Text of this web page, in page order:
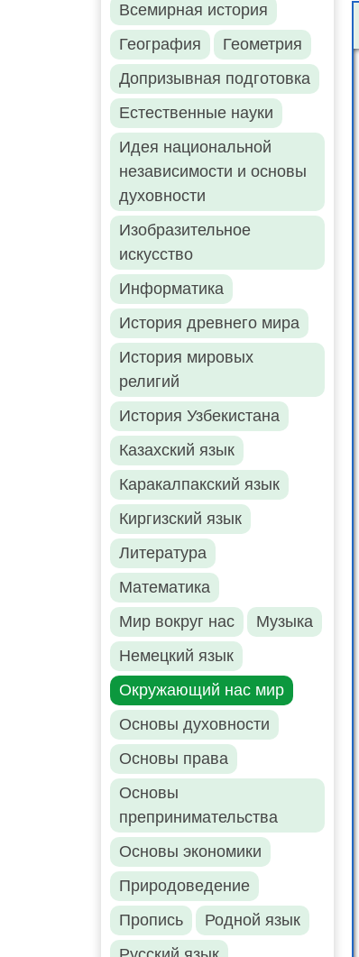
Всемирная история
География
Геометрия
Допризывная подготовка
Естественные науки
Идея национальной
независимости и основы
духовности
Изобразительное
искусство
Информатика
История древнего мира
История мировых
религий
История Узбекистана
Казахский язык
Каракалпакский язык
Киргизский язык
Литература
Математика
Мир вокруг нас
Музыка
Немецкий язык
Окружающий нас мир
Основы духовности
Основы права
Основы
препринимательства
Основы экономики
Природоведение
Пропись
Родной язык